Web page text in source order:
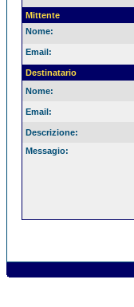
Mittente
Nome:
Email:
Destinatario
Nome:
Email:
Descrizione:
Messagio: